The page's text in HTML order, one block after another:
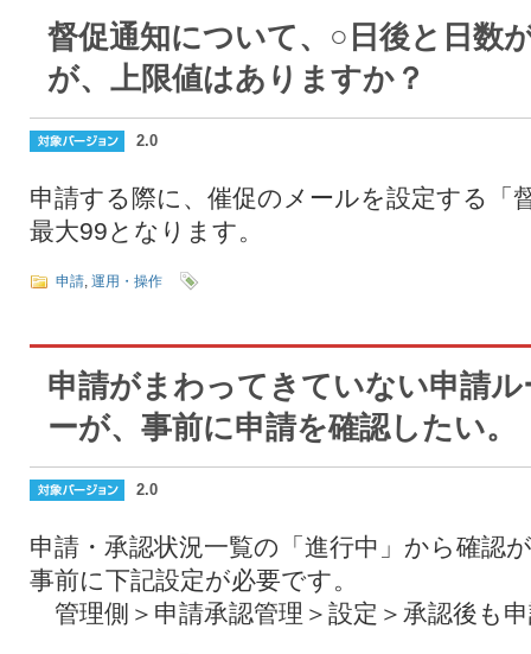
督促通知について、○日後と日数
が、上限値はありますか？
2.0
申請する際に、催促のメールを設定する「
最大99となります。
申請, 運用・操作
申請がまわってきていない申請
ーが、事前に申請を確認したい。
2.0
申請・承認状況一覧の「進行中」から確認
事前に下記設定が必要です。
管理側＞申請承認管理＞設定＞承認後も